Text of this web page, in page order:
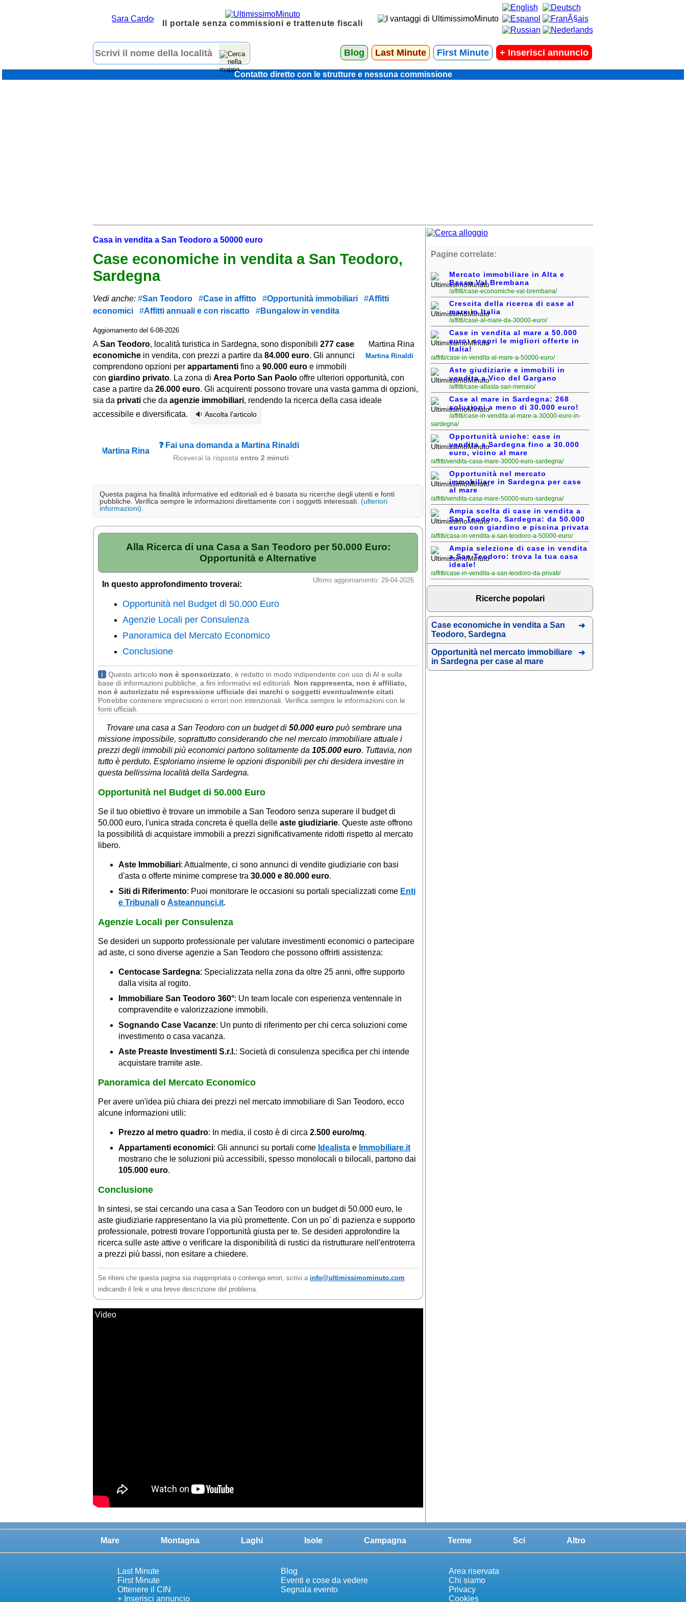
Il portale senza commissioni e trattenute fiscali
Blog Last Minute First Minute + Inserisci annuncio
Contatto diretto con le strutture e nessuna commissione
Casa in vendita a San Teodoro a 50000 euro
Case economiche in vendita a San Teodoro,
Sardegna
Vedi anche: San Teodoro Case in affitto Opportunità immobiliari
Affitti
economici
Affitti annuali e con riscatto Bungalow in vendita
Aggiornamento del 6-08-2026
Martina Rinaldi
ASan Teodoro, località turistica in Sardegna, sono disponibili 277 case
economiche in vendita, con prezzi a partire da 84.000 euro. Gli annunci
comprendono opzioni per appartamenti fino a 90.000 euro e immobili
con giardino privato. La zona di Area Porto San Paolo offre ulteriori opportunità, con
case a partire da 26.000 euro. Gli acquirenti possono trovare una vasta gamma di opzioni,
sia da privati che da agenzie immobiliari, rendendo la ricerca della casa ideale
accessibile e diversificata.
🔉 Ascolta l'articolo
❓ Fai una domanda a Martina Rinaldi
Riceverai la risposta entro 2 minuti
Questa pagina ha finalità informative ed editoriali ed è basata su ricerche degli utenti e fonti
pubbliche. Verifica sempre le informazioni direttamente con i soggetti interessati. (ulteriori
informazioni)
Alla Ricerca di una Casa a San Teodoro per 50.000 Euro:
Opportunità e Alternative
Ultimo aggiornamento: 29-04-2026
In questo approfondimento troverai:
Opportunità nel Budget di 50.000 Euro
Agenzie Locali per Consulenza
Panoramica del Mercato Economico
Conclusione
ℹ Questo articolo non è sponsorizzato , è redatto in modo indipendente con uso di AI e sulla
base di informazioni pubbliche, a fini informativi ed editoriali. Non rappresenta, non è affiliato,
non è autorizzato né espressione ufficiale dei marchi o soggetti eventualmente citati
Potrebbe contenere imprecisioni o errori non intenzionali. Verifica sempre le informazioni con le
fonti ufficiali.
Trovare una casa a San Teodoro con un budget di 50.000 euro può sembrare una
missione impossibile, soprattutto considerando che nel mercato immobiliare attuale i
prezzi degli immobili più economici partono solitamente da 105.000 euro. Tuttavia, non
tutto è perduto. Esploriamo insieme le opzioni disponibili per chi desidera investire in
questa bellissima località della Sardegna.
Opportunità nel Budget di 50.000 Euro
Se il tuo obiettivo è trovare un immobile a San Teodoro senza superare il budget di
50.000 euro, l'unica strada concreta è quella delle aste giudiziarie. Queste aste offrono
la possibilità di acquistare immobili a prezzi significativamente ridotti rispetto al mercato
libero.
Aste Immobiliari: Attualmente, ci sono annunci di vendite giudiziarie con basi
d'asta o offerte minime comprese tra 30.000 e 80.000 euro.
Siti di Riferimento: Puoi monitorare le occasioni su portali specializzati come Enti
e Tribunali o Asteannunci.it.
Agenzie Locali per Consulenza
Se desideri un supporto professionale per valutare investimenti economici o partecipare
ad aste, ci sono diverse agenzie a San Teodoro che possono offrirti assistenza:
Centocase Sardegna: Specializzata nella zona da oltre 25 anni, offre supporto
dalla visita al rogito.
Immobiliare San Teodoro 360°: Un team locale con esperienza ventennale in
compravendite e valorizzazione immobili.
Sognando Case Vacanze: Un punto di riferimento per chi cerca soluzioni come
investimento o casa vacanza.
Aste Preaste Investimenti S.r.l.: Società di consulenza specifica per chi intende
acquistare tramite aste.
Panoramica del Mercato Economico
Per avere un'idea più chiara dei prezzi nel mercato immobiliare di San Teodoro, ecco
alcune informazioni utili:
Prezzo al metro quadro: In media, il costo è di circa 2.500 euro/mq.
Appartamenti economici: Gli annunci su portali come Idealista e Immobiliare.it
mostrano che le soluzioni più accessibili, spesso monolocali o bilocali, partono dai
105.000 euro.
Conclusione
In sintesi, se stai cercando una casa a San Teodoro con un budget di 50.000 euro, le
aste giudiziarie rappresentano la via più promettente. Con un po' di pazienza e supporto
professionale, potresti trovare l'opportunità giusta per te. Se desideri approfondire la
ricerca sulle aste attive o verificare la disponibilità di rustici da ristrutturare nell'entroterra
a prezzi più bassi, non esitare a chiedere.
Se ritieni che questa pagina sia inappropriata o contenga errori, scrivi a info@ultimissimominuto.com
indicando il link e una breve descrizione del problema.
Video
Pagine correlate:
Mercato immobiliare in Alta e
Bassa Val Brembana
/affitti/case-economiche-val-brembana/
Crescita della ricerca di case al
mare in Italia
/affitti/case-al-mare-da-30000-euro/
Case in vendita al mare a 50.000
euro: scopri le migliori offerte in
Italia!
/affitti/case-in-vendita-al-mare-a-50000-euro/
Aste giudiziarie e immobili in
vendita a Vico del Gargano
/affitti/case-allasta-san-menaio/
Case al mare in Sardegna: 268
soluzioni a meno di 30.000 euro!
/affitti/case-in-vendita-al-mare-a-30000-euro-in-
sardegna/
Opportunità uniche: case in
vendita a Sardegna fino a 30.000
euro, vicino al mare
/affitti/vendita-casa-mare-30000-euro-sardegna/
Opportunità nel mercato
immobiliare in Sardegna per case
al mare
/affitti/vendita-casa-mare-50000-euro-sardegna/
Ampia scelta di case in vendita a
San Teodoro, Sardegna: da 50.000
euro con giardino e piscina privata
/affitti/casa-in-vendita-a-san-teodoro-a-50000-euro/
Ampia selezione di case in vendita
a San Teodoro: trova la tua casa
ideale!
/affitti/case-in-vendita-a-san-teodoro-da-privati/
Ricerche popolari
Case economiche in vendita a San
Teodoro, Sardegna
Opportunità nel mercato immobiliare
in Sardegna per case al mare
Mare Montagna Laghi Isole Campagna Terme Sci Altro
Last Minute
First Minute
Ottenere il CIN
+ Inserisci annuncio
Blog
Eventi e cose da vedere
Segnala evento
Area riservata
Chi siamo
Privacy
Cookies